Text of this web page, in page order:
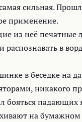
сильная.
применение.
из неё печатные
распознавать в
в беседке на
никакого
бояться падающих
на